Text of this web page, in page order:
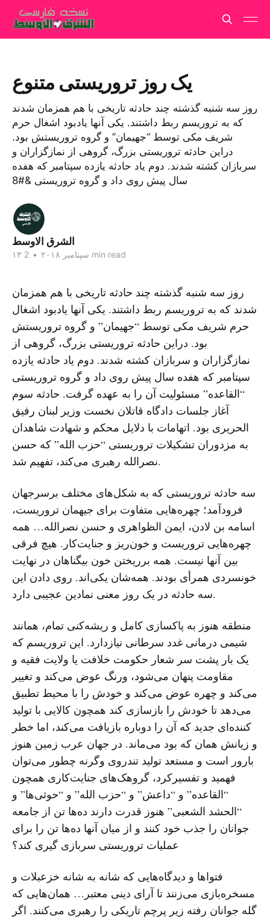
یک روز تروریستی متنوع
روز سه شنبه گذشته چند حادثه تاریخی با هم همزمان شدند
که به تروریسم ربط داشتند. یکی آنها یادبود اشغال حرم
شریف مکی توسط “جهیمان” و گروه تروریستش بود.
دراین حادثه تروریستی بزرگ، گروهی از نمازگزاران و
سربازان کشته شدند. دوم یاد حادثه یازده سپتامبر که هفده
سال پیش روی داد و گروه تروریستی &#8
الشرق الاوسط
۱۳ سپتامبر ۲۰۱۸ • 2 min read
روز سه شنبه گذشته چند حادثه تاریخی با هم همزمان
شدند که به تروریسم ربط داشتند. یکی آنها یادبود اشغال
حرم شریف مکی توسط “جهیمان” و گروه تروریستش
بود. دراین حادثه تروریستی بزرگ، گروهی از
نمازگزاران و سربازان کشته شدند. دوم یاد حادثه یازده
سپتامبر که هفده سال پیش روی داد و گروه تروریستی
“القاعده” مسئولیت آن را به عهده گرفت. حادثه سوم
آغاز جلسات دادگاه قاتلان نخست وزیر لبنان رفیق
الحریری بود. اتهامات با دلایل محکم و شهادت شاهدان
به مزدوران تشکیلات تروریستی “حزب الله” که حسن
نصرالله رهبری می‌کند، تفهیم شد.
سه حادثه تروریستی که به شکل‌های مختلف برسرجهان
فرودآمد؛ چهره‌هایی متفاوت برای جیهمان تروریست،
اسامه بن لادن، ایمن الظواهری و حسن نصرالله… همه
چهره‌هایی تروریست و خون‌ریز و جنایت‌کار. هیچ فرقی
بین آنها نیست. همه برریختن خون بیگناهان در نهایت
خونسردی همرأی بودند. همه‌شان یکی‌اند. روی دادن این
سه حادثه در یک روز معنی نمادین عجیبی دارد.
منطقه هنوز به پاکسازی کامل و ریشه‌کنی تمام، همانند
شیمی درمانی غدد سرطانی نیازدارد. این تروریسم که
یک بار پشت سر شعار حکومت خلافت یا ولایت فقیه و
مقاومت پنهان می‌شود، ورنگ عوض می‌کند و تغییر
می‌کند و چهره عوض می‌کند و خودش را با محیط تطبیق
می‌دهد تا خودش را بازسازی کند همچون کالایی با تولید
کننده‌ای جدید که آن را دوباره بازیافت می‌کند، اما خطر
و زیانش همان که بود می‌ماند. در جهان عرب زمین هنوز
بارور است و مستعد تولید تندروی وگرنه چطور می‌توان
فهمید و تفسیرکرد، گروهک‌های جنایت‌کاری همچون
“القاعده” و “داعش” و “حزب الله” و “حوثی‌ها” و
“الحشد الشعبی” هنوز قدرت دارند ده‌ها تن از جامعه
جوانان را جذب خود کنند و از میان آنها ده‌ها تن را برای
عملیات تروریستی سربازی گیری کند؟
فتواها و دیدگاه‌هایی که شانه به شانه خزعبلات و
مسخره‌بازی می‌زنند تا آرای دینی معتبر… همان‌هایی که
گله جوانان رفته زیر پرچم تاریکی را رهبری می‌کنند. اگر